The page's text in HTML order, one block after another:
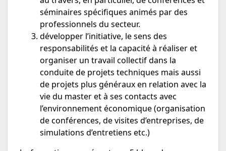
séminaires spécifiques animés par des
professionnels du secteur.
développer l’initiative, le sens des
responsabilités et la capacité à réaliser et
organiser un travail collectif dans la
conduite de projets techniques mais aussi
de projets plus généraux en relation avec la
vie du master et à ses contacts avec
l’environnement économique (organisation
de conférences, de visites d’entreprises, de
simulations d’entretiens etc.)